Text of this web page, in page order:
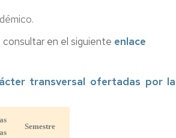
arte
la
sociedad
de
de
Pint
Luz
en el siguiente enlace
transversal ofertadas por la
Semestre